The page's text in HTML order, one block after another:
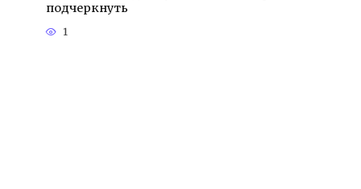
подчеркнуть
1